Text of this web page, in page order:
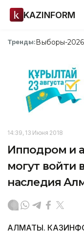
KAZINFORM
Тренды:Выборы-2026
14:39, 13 Июня 2018
Ипподром и
могут войти
наследия
АЛМАТЫ.